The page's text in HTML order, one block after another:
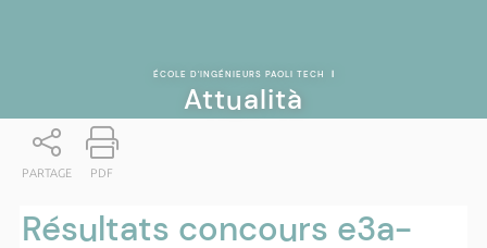
ÉCOLE D'INGÉNIEURS PAOLI TECH |
Attualità
PARTAGE PDF
Résultats concours e3a-